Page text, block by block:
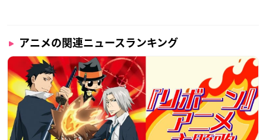
アニメの関連ニュースランキング